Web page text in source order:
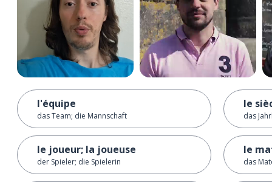
l'équipe
das Team; die Mannschaft
le joueur; la joueuse
der Spieler; die Spielerin
le
das
le
das